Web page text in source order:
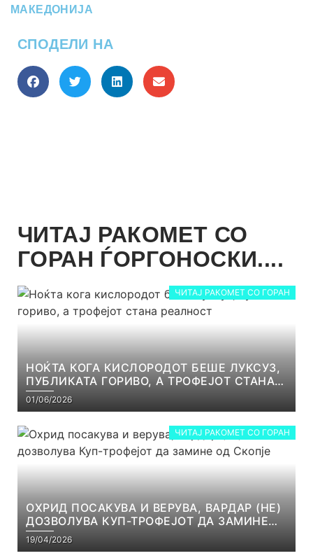
МАКЕДОНИЈА
СПОДЕЛИ НА
ЧИТАЈ РАКОМЕТ СО
ГОРАН ЃОРГОНОСКИ....
ЧИТАЈ РАКОМЕТ СО ГОРАН
НОЌТА КОГА КИСЛОРОДОТ БЕШЕ ЛУКСУЗ,
ПУБЛИКАТА ГОРИВО, А ТРОФЕЈОТ СТАНА
РЕАЛНОСТ
01/06/2026
ЧИТАЈ РАКОМЕТ СО ГОРАН
ОХРИД ПОСАКУВА И ВЕРУВА, ВАРДАР (НЕ)
ДОЗВОЛУВА КУП-ТРОФЕЈОТ ДА ЗАМИНЕ
ОД СКОПЈЕ
19/04/2026